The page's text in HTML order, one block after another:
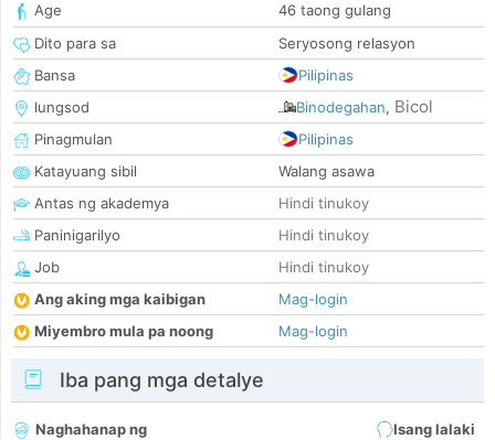
Age
46 taong gulang
Dito para sa
Seryosong relasyon
Bansa
Pilipinas
lungsod
Binodegahan, Bicol
Pinagmulan
Pilipinas
Katayuang sibil
Walang asawa
Antas ng akademya
Hindi tinukoy
Paninigarilyo
Hindi tinukoy
Job
Hindi tinukoy
Ang aking mga kaibigan
Mag-login
Miyembro mula pa noong
Mag-login
Iba pang mga detalye
Naghahanap ng
Isang lalaki